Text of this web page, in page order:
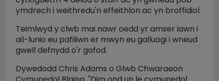
ymdrech i weithredu'n effeithlon ac yn broffidiol.
Teimlwyd y clwb mai nawr oedd yr amser iawn i
ail-lunio eu pafiliwn er mwyn eu galluogi i wneud
gwell defnydd o'r gofod.
Dywedodd Chris Adams o Glwb Chwaraeon